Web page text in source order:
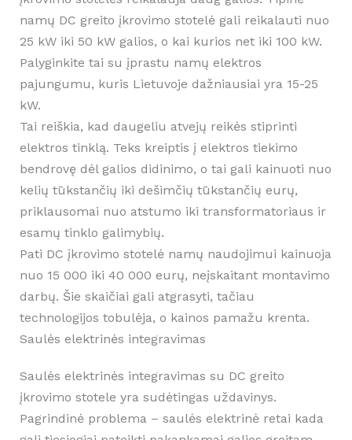
namų DC greito įkrovimo stotelė gali reikalauti nuo
25 kW iki 50 kW galios, o kai kurios net iki 100 kW.
Palyginkite tai su įprastu namų elektros
pajungumu, kuris Lietuvoje dažniausiai yra 15-25
kW.
Tai reiškia, kad daugeliu atvejų reikės stiprinti
elektros tinklą. Teks kreiptis į elektros tiekimo
bendrovę dėl galios didinimo, o tai gali kainuoti nuo
kelių tūkstančių iki dešimčių tūkstančių eurų,
priklausomai nuo atstumo iki transformatoriaus ir
esamų tinklo galimybių.
Pati DC įkrovimo stotelė namų naudojimui kainuoja
nuo 15 000 iki 40 000 eurų, neįskaitant montavimo
darbų. Šie skaičiai gali atgrasyti, tačiau
technologijos tobulėja, o kainos pamažu krenta.
Saulės elektrinės integravimas
Saulės elektrinės integravimas su DC greito
įkrovimo stotele yra sudėtingas uždavinys.
Pagrindinė problema – saulės elektrinė retai kada